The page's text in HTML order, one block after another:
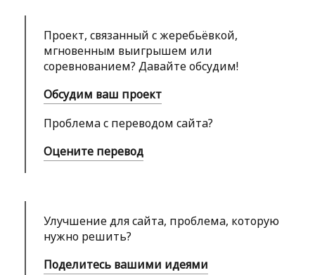
Проект, связанный с жеребьёвкой,
мгновенным выигрышем или
соревнованием? Давайте обсудим!
Обсудим ваш проект
Проблема с переводом сайта?
Оцените перевод
Улучшение для сайта, проблема, которую
нужно решить?
Поделитесь вашими идеями